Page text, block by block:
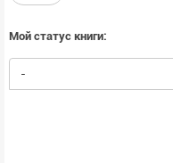
Мой статус книги:
-